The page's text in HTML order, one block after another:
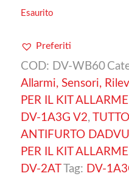
Esaurito
Preferiti
COD: DV-WB60
Allarmi, Sensori,
PER IL KIT
DV-1A3G V2,
ANTIFURTO
PER IL KIT
DV-2AT
Tag: DV-